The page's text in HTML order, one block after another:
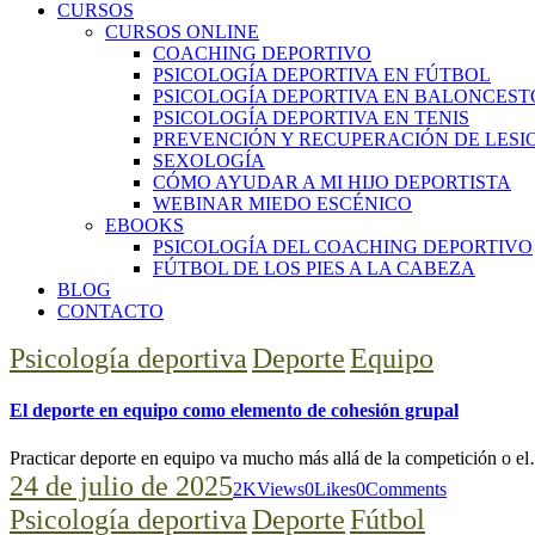
CURSOS
CURSOS ONLINE
COACHING DEPORTIVO
PSICOLOGÍA DEPORTIVA EN FÚTBOL
PSICOLOGÍA DEPORTIVA EN
PSICOLOGÍA DEPORTIVA EN TENIS
PREVENCIÓN Y RECUPERACIÓN DE
SEXOLOGÍA
CÓMO AYUDAR A MI HIJO DEPORTISTA
WEBINAR MIEDO ESCÉNICO
EBOOKS
PSICOLOGÍA DEL COACHING DEPORTIVO
FÚTBOL DE LOS PIES A LA CABEZA
BLOG
CONTACTO
Psicología deportiva DeporteEquipo
El deporte en equipo como elemento de cohesión grupal
Practicar deporte en equipo va mucho más allá de la competición o
24 de julio de 20252KViews0Likes0Comments
Psicología deportiva DeporteFútbol